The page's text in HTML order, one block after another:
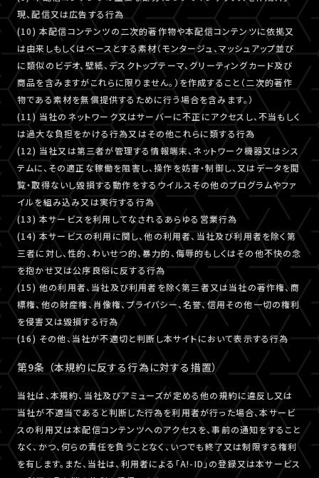
現、配信又は広告する行為
(10) 本配信コンテンツの二次的著作物や本配信コンテンツに依拠又
は由来しもしくはベースとする素材（モンタージュ、マッシュアップ並び
に類似のビデオ、壁紙、デスクトップテーマ、グリーティングカード及び
商品を含みますがこれらに限りません。）を作成すること（二次的著作
物である素材を無償提供するために行う場合を含みます。）
(11) 当社のネットワーク又はサーバーに不正にアクセスし、不当もしく
は過大な負担をかける行為又はその他これらに類する行為
(12) 当社又は第三者が管理する情報端末、ネットワーク機器又はシス
テムに、その適正な稼働を阻害し、操作を妨害・制御し、又はデータを閲
覧・取得ないし毀損する動作をするウイルスその他のプログラムやファ
イルを組み込み又は実行する行為
(13) 本サービスを利用してなされるあらゆる営業行為
(14) 本サービスの利用に関し、他の利用者、当社及び利用者を除く第
三者に対し、性的、わいせつ的、暴力的、侮辱的もしくはその他不快の念
を抱かせ又は公序良俗に反する行為
(15) 他の利用者、当社及び利用者を除く第三者又は当社の著作権、商
標権、他の財産権、肖像権、プライバシー、名誉、信用その他一切の権利
を侵害又は毀損する行為
(16) その他、当社が不適切と判断し本サイトにおいて表示する行為
第9条 （本規約に反する行為に対する措置）
当社は、本規約、当社及びアミューズが定める他の規約に違反し又は
当社が不適当であると判断した行為を利用者が行った場合、本サービ
スの利用又は本配信コンテンツへのアクセスを、事前の通知をすること
なく、かつ、何らの責任を負うことなく、いつでも終了又は制限する権利
を有します。また、当社は、利用者による「A!-ID」の登録又は本サービス